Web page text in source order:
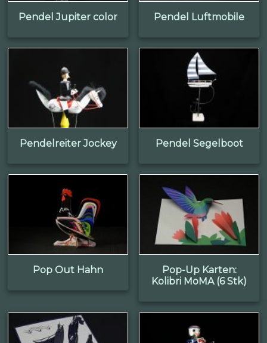
Pendel Jupiter color Pendel Luftmobile
Pendelreiter Jockey Pendel Segelboot
Pop Out Hahn
Pop-Up Karten:
Kolibri MoMA (6 Stk)